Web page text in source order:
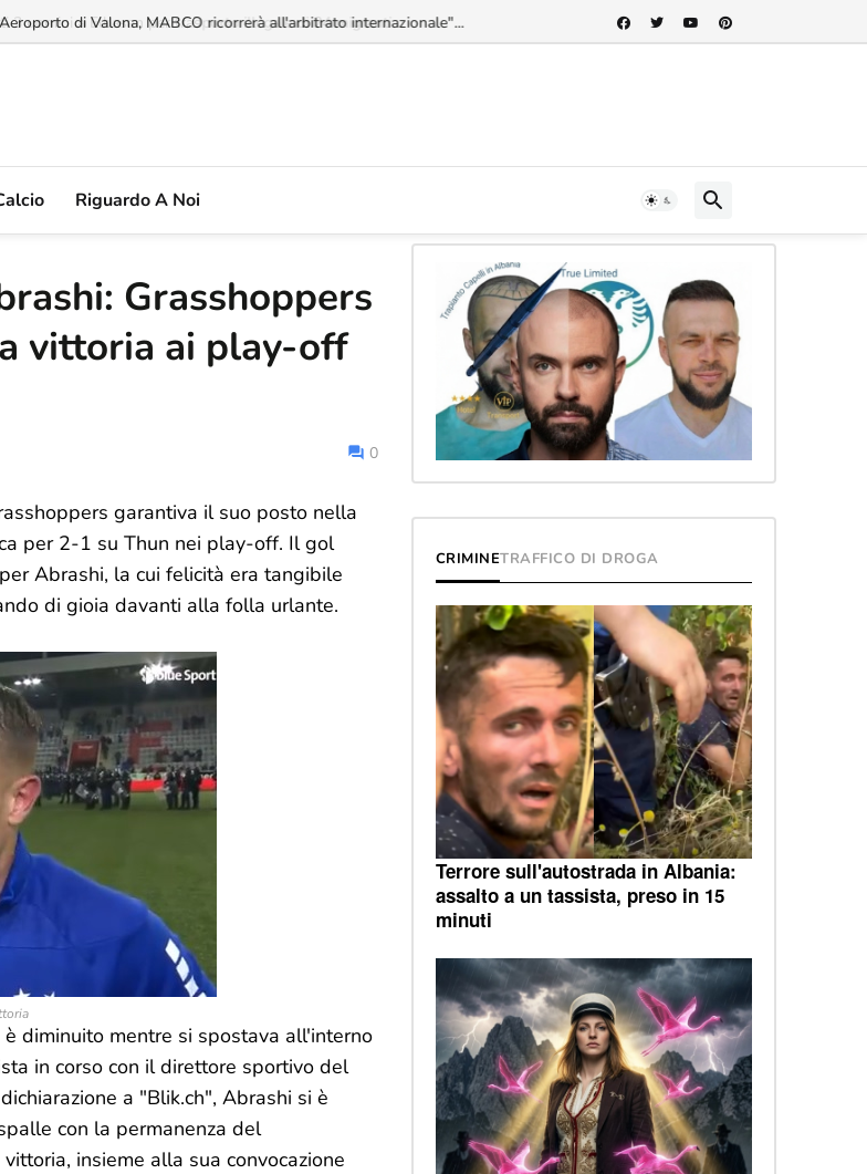
di Valona, MABCO ricorrerà all'arbitrato internazionale"...
Riguardo A Noi
Grasshoppers
vittoria ai play-off
0
garantiva il suo posto nella
per 2-1 su Thun nei play-off. Il gol
Abrashi, la cui felicità era tangibile
di gioia davanti alla folla urlante.
diminuito mentre si spostava all'interno
in corso con il direttore sportivo del
a "Blik.ch", Abrashi si è
con la permanenza del
insieme alla sua convocazione
CRIMINETRAFFICO DI DROGA
Terrore sull'autostrada in Albania:
assalto a un tassista, preso in 15
minuti